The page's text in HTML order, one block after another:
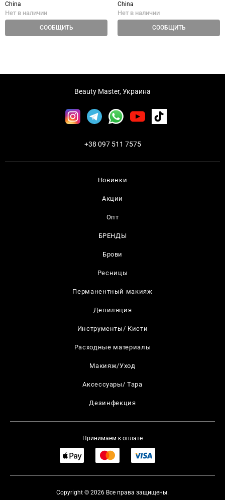
China
Нет в наличии
СООБЩИТЬ
China
Нет в наличии
СООБЩИТЬ
Новинки
Акции
Опт
БРЕНДЫ
Брови
Ресницы
Перманентный макияж
Депиляция
Инструменты/ Кисти
Расходные материалы
Макияж/Уход
Аксессуары/ Тара
Дезинфекция
Beauty Master, Украина
+38 097 511 7575
Принимаем к оплате
Copyright © 2026 Все права защищены.